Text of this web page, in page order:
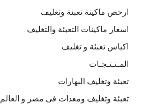
ارخص ماكينة تعبئة وتغليف
اسعار ماكينات التعبئة والتغليف
اكياس تعبئة و تغليف
المـنـتـجـات
تعبئة وتغليف البهارات
تعبئة وتغليف ومعدات فى مصر و العالم